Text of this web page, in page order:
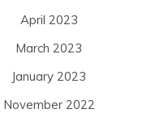
April 2023
March 2023
January 2023
November 2022